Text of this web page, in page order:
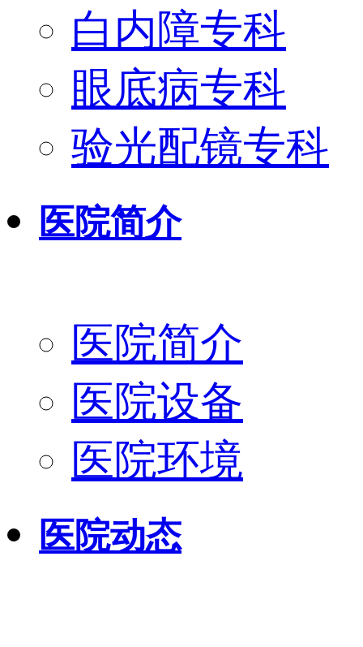
白内障专科
眼底病专科
验光配镜专科
医院简介
医院简介
医院设备
医院环境
医院动态